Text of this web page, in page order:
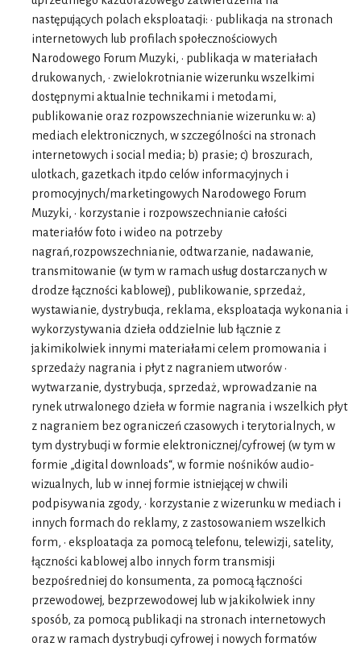
następujących polach eksploatacji: • publikacja na stronach
internetowych lub profilach społecznościowych
Narodowego Forum Muzyki, • publikacja w materiałach
drukowanych, • zwielokrotnianie wizerunku wszelkimi
dostępnymi aktualnie technikami i metodami,
publikowanie oraz rozpowszechnianie wizerunku w: a)
mediach elektronicznych, w szczególności na stronach
internetowych i social media; b) prasie; c) broszurach,
ulotkach, gazetkach itp.do celów informacyjnych i
promocyjnych/marketingowych Narodowego Forum
Muzyki, • korzystanie i rozpowszechnianie całości
materiałów foto i wideo na potrzeby
nagrań,rozpowszechnianie, odtwarzanie, nadawanie,
transmitowanie (w tym w ramach usług dostarczanych w
drodze łączności kablowej), publikowanie, sprzedaż,
wystawianie, dystrybucja, reklama, eksploatacja wykonania i
wykorzystywania dzieła oddzielnie lub łącznie z
jakimikolwiek innymi materiałami celem promowania i
sprzedaży nagrania i płyt z nagraniem utworów •
wytwarzanie, dystrybucja, sprzedaż, wprowadzanie na
rynek utrwalonego dzieła w formie nagrania i wszelkich płyt
z nagraniem bez ograniczeń czasowych i terytorialnych, w
tym dystrybucji w formie elektronicznej/cyfrowej (w tym w
formie „digital downloads“, w formie nośników audio-
wizualnych, lub w innej formie istniejącej w chwili
podpisywania zgody, • korzystanie z wizerunku w mediach i
innych formach do reklamy, z zastosowaniem wszelkich
form, • eksploatacja za pomocą telefonu, telewizji, satelity,
łączności kablowej albo innych form transmisji
bezpośredniej do konsumenta, za pomocą łączności
przewodowej, bezprzewodowej lub w jakikolwiek inny
sposób, za pomocą publikacji na stronach internetowych
oraz w ramach dystrybucji cyfrowej i nowych formatów